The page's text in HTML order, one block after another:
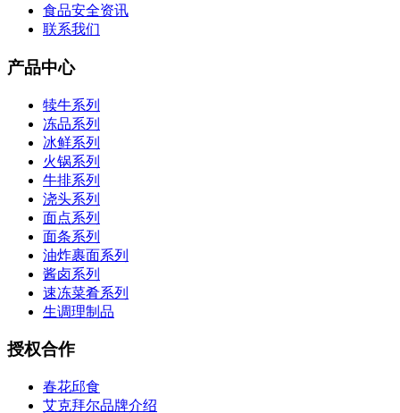
食品安全资讯
联系我们
产品中心
犊牛系列
冻品系列
冰鲜系列
火锅系列
牛排系列
浇头系列
面点系列
面条系列
油炸裹面系列
酱卤系列
速冻菜肴系列
生调理制品
授权合作
春花邱食
艾克拜尔品牌介绍